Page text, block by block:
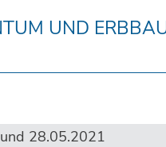
UND
28.05.2021